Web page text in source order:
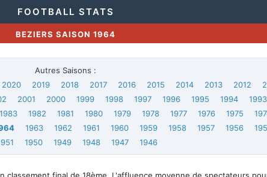
FOOTBALL STATS
BEZIERS SAISON 1964
Autres Saisons :
2020 2019 2018 2017 2016 2015 2014 2013 2012
2001 2000 1999 1998 1997 1996 1995 1994 1993
1983 1982 1981 1980 1979 1978 1977 1976 1975
1963 1962 1961 1960 1959 1958 1957 1956
1950 1949 1948 1947 1946